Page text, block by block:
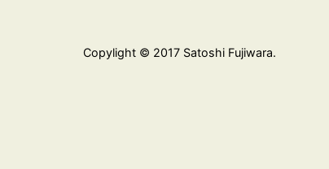
Copylight © 2017 Satoshi Fujiwara.